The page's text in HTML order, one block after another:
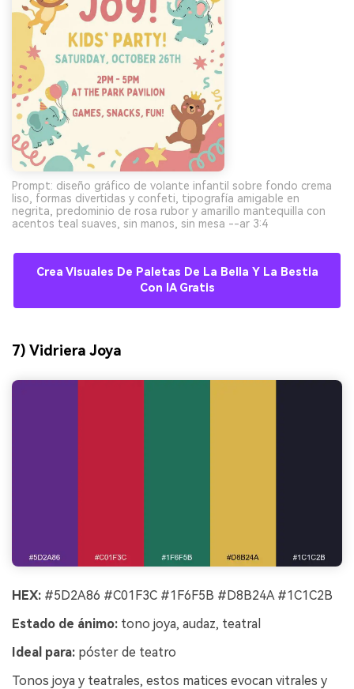
Prompt: diseño gráfico de volante infantil sobre fondo crema
liso, formas divertidas y confeti, tipografía amigable en
negrita, predominio de rosa rubor y amarillo mantequilla con
acentos teal suaves, sin manos, sin mesa --ar 3:4
Crea Visuales De Paletas De La Bella Y La Bestia
Con IA Gratis
7) Vidriera Joya
HEX: #5D2A86 #C01F3C #1F6F5B #D8B24A #1C1C2B
Estado de ánimo: tono joya, audaz, teatral
Ideal para: póster de teatro
Tonos joya y teatrales, estos matices evocan vitrales y